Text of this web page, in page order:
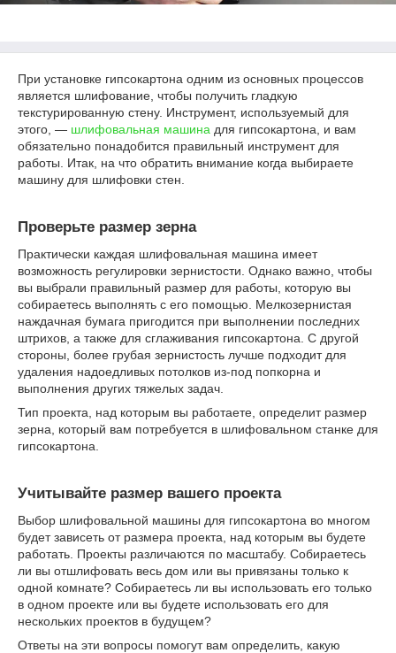
При установке гипсокартона одним из основных процессов
является шлифование, чтобы получить гладкую
текстурированную стену. Инструмент, используемый для
этого, — шлифовальная машина для гипсокартона, и вам
обязательно понадобится правильный инструмент для
работы. Итак, на что обратить внимание когда выбираете
машину для шлифовки стен.
Проверьте размер зерна
Практически каждая шлифовальная машина имеет
возможность регулировки зернистости. Однако важно, чтобы
вы выбрали правильный размер для работы, которую вы
собираетесь выполнять с его помощью. Мелкозернистая
наждачная бумага пригодится при выполнении последних
штрихов, а также для сглаживания гипсокартона. С другой
стороны, более грубая зернистость лучше подходит для
удаления надоедливых потолков из-под попкорна и
выполнения других тяжелых задач.
Тип проекта, над которым вы работаете, определит размер
зерна, который вам потребуется в шлифовальном станке для
гипсокартона.
Учитывайте размер вашего проекта
Выбор шлифовальной машины для гипсокартона во многом
будет зависеть от размера проекта, над которым вы будете
работать. Проекты различаются по масштабу. Собираетесь
ли вы отшлифовать весь дом или вы привязаны только к
одной комнате? Собираетесь ли вы использовать его только
в одном проекте или вы будете использовать его для
нескольких проектов в будущем?
Ответы на эти вопросы помогут вам определить, какую